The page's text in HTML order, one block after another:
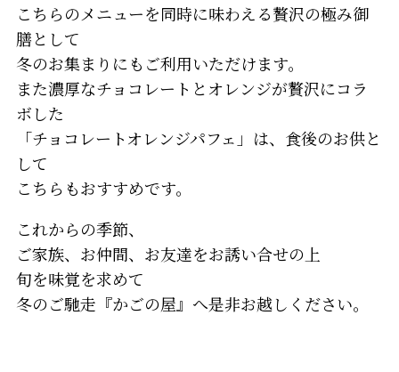
こちらのメニューを同時に味わえる贅沢の極み御
膳として
冬のお集まりにもご利用いただけます。
また濃厚なチョコレートとオレンジが贅沢にコラ
ボした
「チョコレートオレンジパフェ」は、食後のお供と
して
こちらもおすすめです。
これからの季節、
ご家族、お仲間、お友達をお誘い合せの上
旬を味覚を求めて
冬のご馳走『かごの屋』へ是非お越しください。